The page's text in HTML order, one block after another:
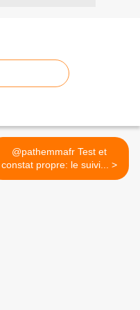
@pathemmafr Test et
constat propre: le suivi... >